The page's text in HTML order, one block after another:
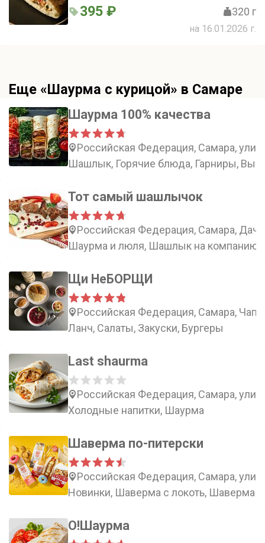
395 ₽ 320 г
на 16.01.2026 г.
Еще «Шаурма с курицой» в Самаре
Шаурма 100% качества
Российская Федерация, Самара,
Шашлык, Горячие блюда, Гарниры,
Тот самый шашлычок
Российская Федерация, Самара,
Шаурма и люля, Шашлык на компанию,
Щи НеБОРЩИ
Российская Федерация, Самара,
Ланч, Салаты, Закуски, Бургеры
Last shaurma
Российская Федерация, Самара,
Холодные напитки, Шаурма
Шаверма по-питерски
Российская Федерация, Самара,
Новинки, Шаверма с локоть, Шаверма
О!Шаурма